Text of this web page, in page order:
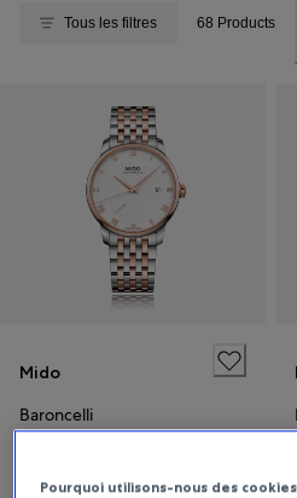
Tous les filtres 68 Products
Mido
Baroncelli
1 560 CHF
Pourquoi utilisons-nous des